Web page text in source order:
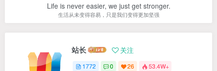
Life is never easier, we just get stronger.
生活从未变得容易，只是我们变得更加坚强
站长 关注
1772 0 26 53.4W+